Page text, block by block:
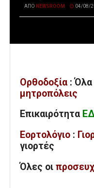
ΑΠΌ NEWSROOM 04/08/
Ορθοδοξία : Όλα
μητροπόλεις
Επικαιρότητα
Εορτολόγιο :
γιορτές
Όλες οι